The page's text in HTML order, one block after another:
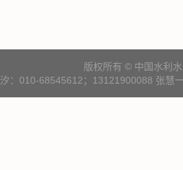
版权所有 © 中国水利
：010-68545612；13121900088 张慧